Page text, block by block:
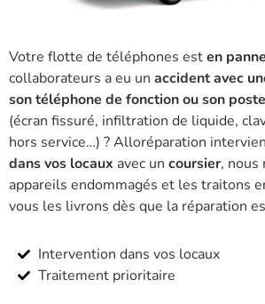
Votre flotte de téléphones esten panne
collaborateurs a eu un accident avec
son téléphone de fonction ou son
(écran fissuré, infiltration de liquide,
hors service…) ? Alloréparation
dans vos locaux avec un coursier, nous
appareils endommagés et les traitons
vous les livrons dès que la réparation
Intervention dans vos locaux
Traitement prioritaire